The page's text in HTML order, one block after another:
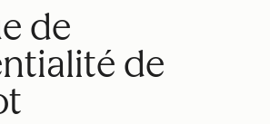
de
de